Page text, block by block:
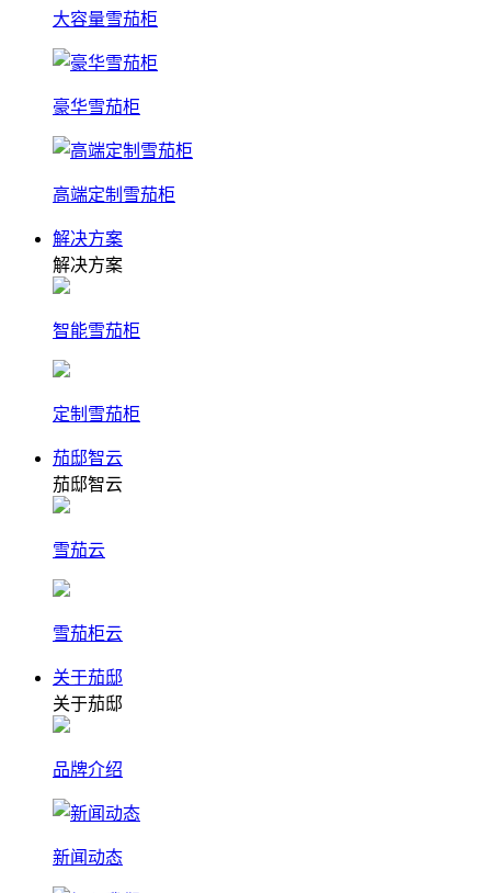
大容量雪茄柜
豪华雪茄柜
高端定制雪茄柜
解决方案
解决方案
智能雪茄柜
定制雪茄柜
茄邸智云
茄邸智云
雪茄云
雪茄柜云
关于茄邸
关于茄邸
品牌介绍
新闻动态